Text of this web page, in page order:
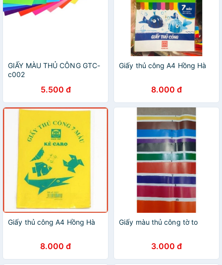
GIẤY MÀU THỦ CÔNG GTC-
c002
5.500 đ
Giấy thủ công A4 Hồng Hà
8.000 đ
Giấy thủ công A4 Hồng Hà
8.000 đ
Giấy màu thủ công tờ to
3.000 đ